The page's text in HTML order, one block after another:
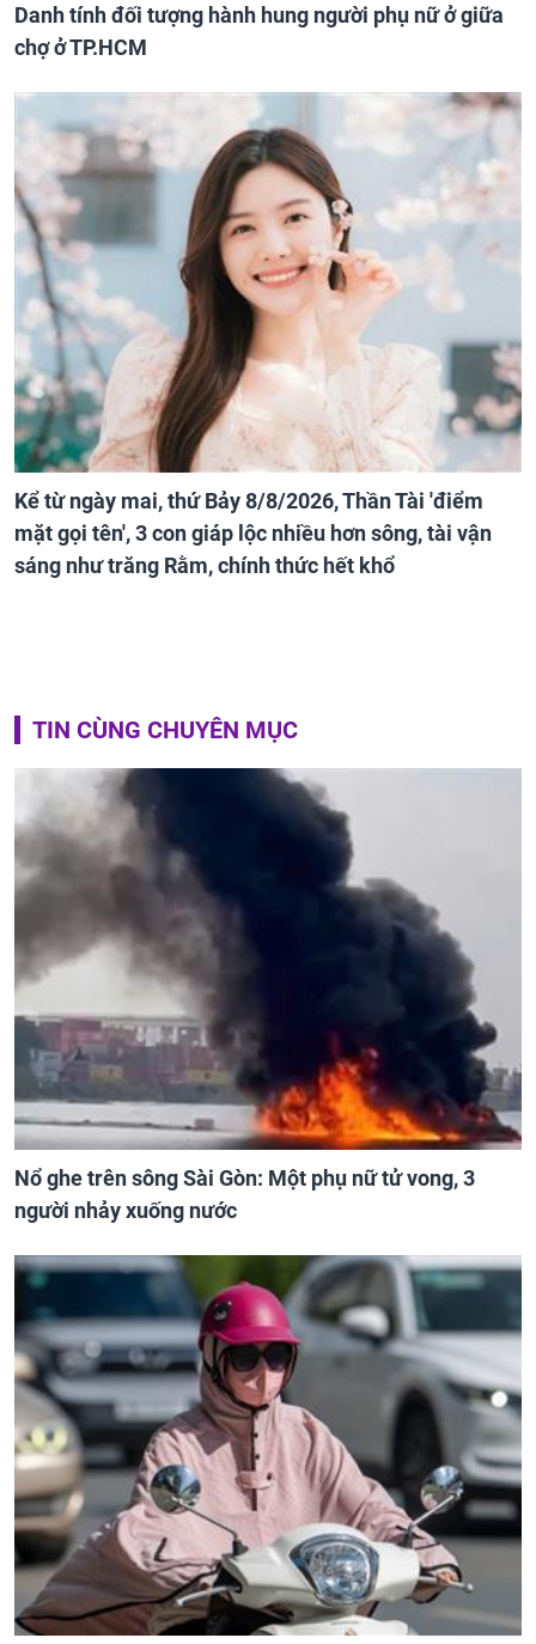
Danh tính đối tượng hành hung người phụ nữ ở giữa
chợ ở TP.HCM
Kể từ ngày mai, thứ Bảy 8/8/2026, Thần Tài 'điểm
mặt gọi tên', 3 con giáp lộc nhiều hơn sông, tài vận
sáng như trăng Rằm, chính thức hết khổ
TIN CÙNG CHUYÊN MỤC
Nổ ghe trên sông Sài Gòn: Một phụ nữ tử vong, 3
người nhảy xuống nước